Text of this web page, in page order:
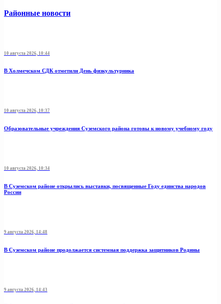
Районные новости
10 августа 2026, 10:44
В Холмечском СДК отметили День физкультурника
10 августа 2026, 10:37
Образовательные учреждения Суземского района готовы к новому учебному году
10 августа 2026, 10:34
В Суземском районе открылись выставки, посвященные Году единства народов
России
9 августа 2026, 14:48
В Суземском районе продолжается системная поддержка защитников Родины
9 августа 2026, 14:43